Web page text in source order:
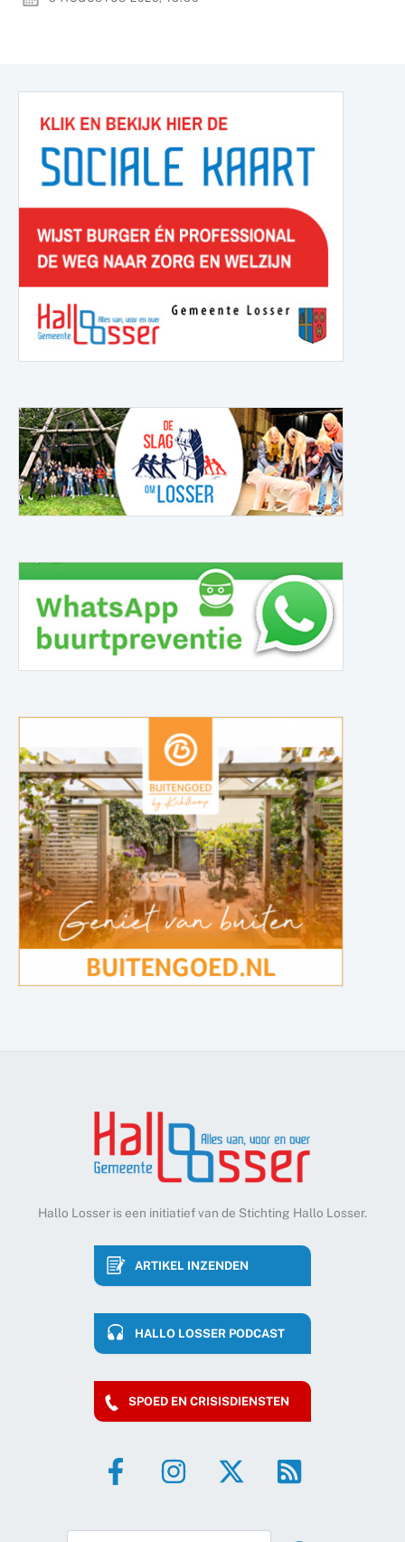
Hallo Losser is een initiatief van de Stichting Hallo Losser.
ARTIKEL INZENDEN
HALLO LOSSER PODCAST
SPOED EN CRISISDIENSTEN